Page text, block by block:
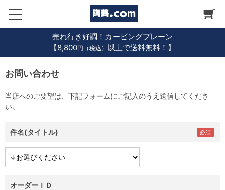
売れ行き好調！カービングプレーン
【8,800円（税込） 以上で送料無料！】
お問い合わせ
当店へのご要望は、下記フォームにご記入のうえ送信してくださ
い。
件名(タイトル)
オーダーＩＤ